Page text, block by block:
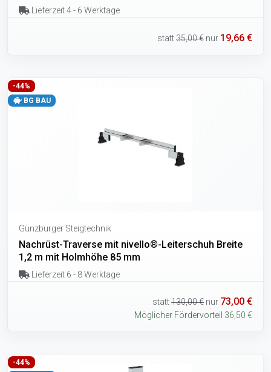
Lieferzeit 4 - 6 Werktage
statt35,00 € nur 19,66 €
-44%
BG BAU
Günzburger Steigtechnik
Nachrüst-Traverse mit nivello®-Leiterschuh Breite
1,2 m mit Holmhöhe 85 mm
Lieferzeit 6 - 8 Werktage
statt130,00 € nur 73,00 €
Möglicher Fördervorteil 36,50 €
-44%